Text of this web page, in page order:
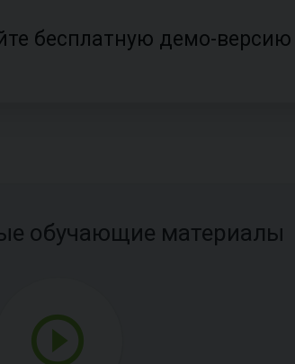
бесплатную демо-версию
обучающие материалы